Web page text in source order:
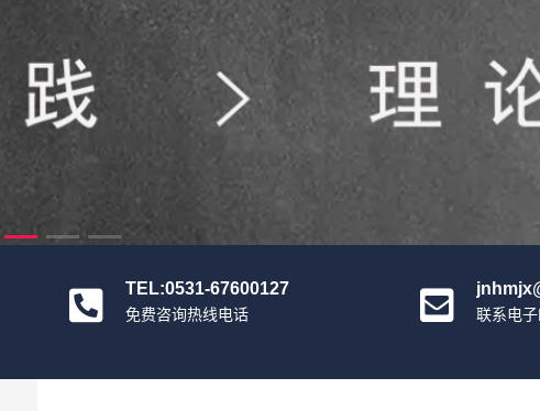
TEL:0531-67600127
免费咨询热线电话 联系电